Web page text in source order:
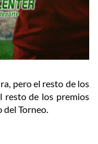
pero el resto de los
resto de los premios
Torneo.